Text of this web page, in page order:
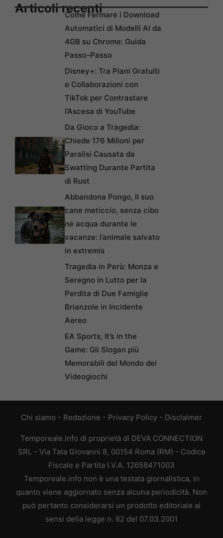
Articoli recentiCome Fermare i Download
Automatici di Modelli AI da
4GB su Chrome: Guida
Passo-Passo
Disney+: Tra Piani Gratuiti
e Collaborazioni con
TikTok per Contrastare
l’Ascesa di YouTube
Da Gioco a Tragedia:
Chiede 176 Milioni per
Paralisi Causata da
Swatting Durante Partita
di Rust
Abbandona Pongo, il suo
cane meticcio, senza cibo
né acqua durante le
vacanze: l’animale salvato
in extremis
Tragedia in Perù: Monza e
Seregno in Lutto per la
Perdita di Due Famiglie
Brianzole in Incidente
Aereo
EA Sports, It’s in the
Game: Gli Slogan più
Memorabili del Mondo dei
Videogiochi
Chi siamo - Redazione - Privacy Policy - Disclaimer
Temporeale.info di proprietà di DEVA CONNECTION
SRL - Via Tata Giovanni 8, 00154 Roma (RM) - Codice
Fiscale e Partita I.V.A. 12658471003
Temporeale.info non è una testata giornalistica, in
quanto viene aggiornato senza alcuna periodicità. Non
può pertanto considerarsi un prodotto editoriale ai
sensi della legge n. 62 del 07.03.2001